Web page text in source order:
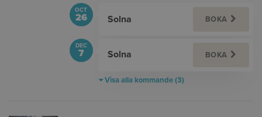
OCT
26 Solna BOKA
DEC
7 Solna BOKA
Visa alla kommande (3)